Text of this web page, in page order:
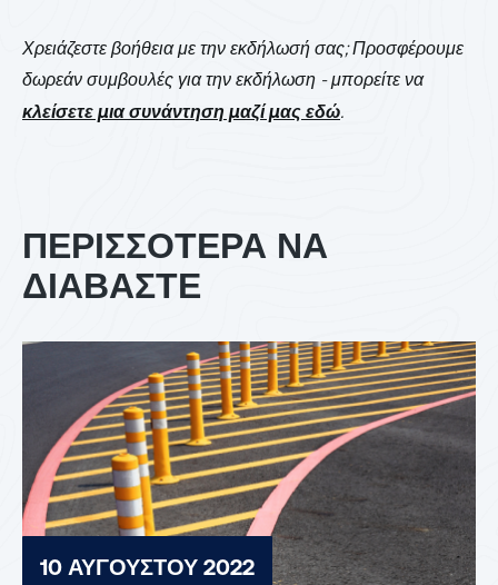
Χρειάζεστε βοήθεια με την εκδήλωσή σας; Προσφέρουμε
δωρεάν συμβουλές για την εκδήλωση - μπορείτε να
κλείσετε μια συνάντηση μαζί μας εδώ.
ΠΕΡΙΣΣΟΤΕΡΑ ΝΑ
ΔΙΑΒΑΣΤΕ
10 ΑΥΓΟΎΣΤΟΥ 2022